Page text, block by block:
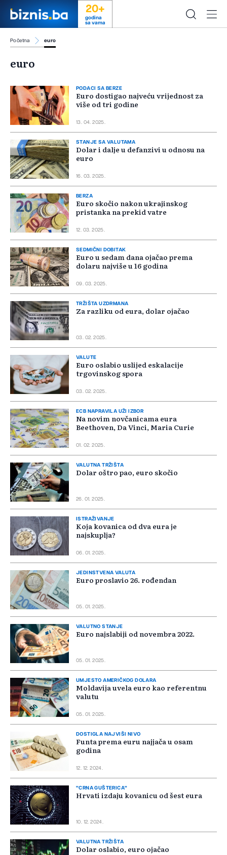
20+
godina
sa vama
Početna euro
euro
PODACI SA BERZE
Euro dostigao najveću vrijednost za
više od tri godine
13. 04. 2025.
STANJE SA VALUTAMA
Dolar i dalje u defanzivi u odnosu na
euro
16. 03. 2025.
BERZA
Euro skočio nakon ukrajinskog
pristanka na prekid vatre
12. 03. 2025.
SEDMIČNI DOBITAK
Euro u sedam dana ojačao prema
dolaru najviše u 16 godina
09. 03. 2025.
TRŽIŠTA UZDRMANA
Za razliku od eura, dolar ojačao
03. 02. 2025.
VALUTE
Euro oslabio uslijed eskalacije
trgovinskog spora
03. 02. 2025.
ECB NAPRAVILA UŽI IZBOR
Na novim novčanicama eura
Beethoven, Da Vinci, Maria Curie
01. 02. 2025.
VALUTNA TRŽIŠTA
Dolar oštro pao, euro skočio
26. 01. 2025.
ISTRAŽIVANJE
Koja kovanica od dva eura je
najskuplja?
06. 01. 2025.
JEDINSTVENA VALUTA
Euro proslavio 26. rođendan
05. 01. 2025.
VALUTNO STANJE
Euro najslabiji od novembra 2022.
05. 01. 2025.
UMJESTO AMERIČKOG DOLARA
Moldavija uvela euro kao referentnu
valutu
05. 01. 2025.
DOSTIGLA NAJVIŠI NIVO
Funta prema euru najjača u osam
godina
12. 12. 2024.
"CRNA GUŠTERICA"
Hrvati izdaju kovanicu od šest eura
10. 12. 2024.
VALUTNA TRŽIŠTA
Dolar oslabio, euro ojačao